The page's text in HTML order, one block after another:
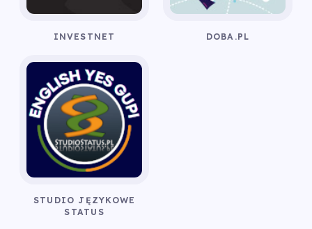
INVESTNET DOBA.PL
STUDIO JĘZYKOWE
STATUS